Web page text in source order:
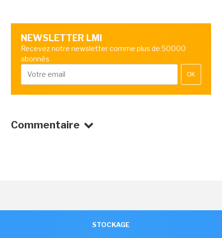
NEWSLETTER LMI
Recevez notre newsletter comme plus de 50000
abonnés
OK
Commentaire
STOCKAGE